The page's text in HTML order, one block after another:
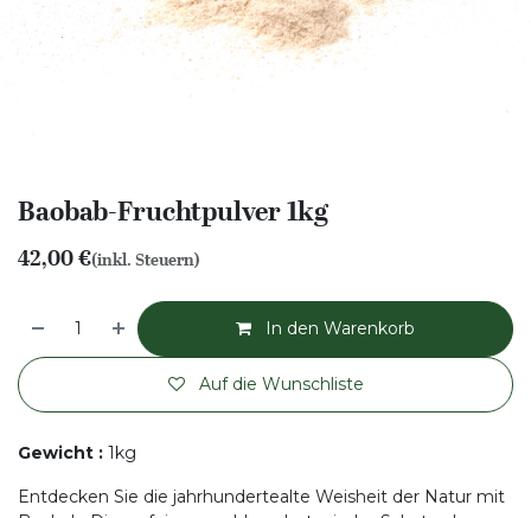
Baobab-Fruchtpulver 1kg
42,00€(inkl. Steuern)
In den Warenkorb
Auf die Wunschliste
Gewicht : 1kg
Entdecken Sie die jahrhundertealte Weisheit der Natur mit